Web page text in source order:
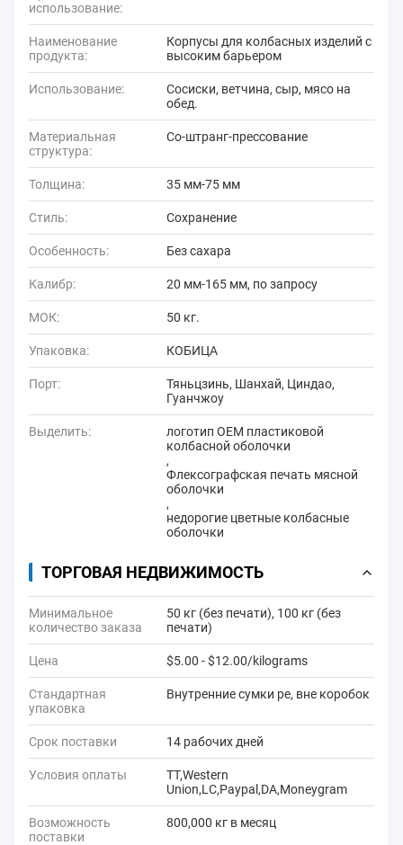
использование:
Наименование
продукта:
Корпусы для колбасных изделий с
высоким барьером
Использование:
Сосиски, ветчина, сыр, мясо на
обед.
Материальная
структура:
Со-штранг-прессование
Толщина: 35 мм-75 мм
Стиль: Сохранение
Особенность: Без сахара
Калибр: 20 мм-165 мм, по запросу
МОК: 50 кг.
Упаковка: КОБИЦА
Порт:
Тяньцзинь, Шанхай, Циндао,
Гуанчжоу
Выделить:
логотип OEM пластиковой
колбасной оболочки
,
Флексографская печать мясной
оболочки
,
недорогие цветные колбасные
оболочки
ТОРГОВАЯ НЕДВИЖИМОСТЬ
Минимальное
количество заказа
50 кг (без печати), 100 кг (без
печати)
Цена $5.00 - $12.00/kilograms
Стандартная
упаковка
Внутренние сумки pe, вне коробок
Срок поставки 14 рабочих дней
Условия оплаты
TT,Western
Union,LC,Paypal,DA,Moneygram
Возможность
поставки
800,000 кг в месяц